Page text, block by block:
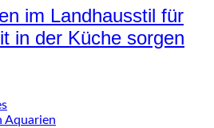
im Landhausstil für
in der Küche sorgen
Aquarien